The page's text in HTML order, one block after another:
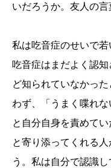
いだろうか。友人の言
私は吃音症のせいで若
吃音症はまだよく認
ど知られていなかっ
わず、「うまく喋れな
と自分自身を責めて
と寄り添ってくれる
う。私は自分で認識